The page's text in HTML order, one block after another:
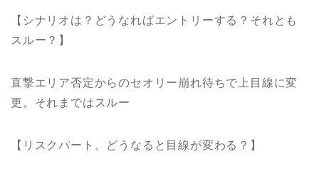
【シナリオは？どうなればエントリーする？それとも
スルー？】
直撃エリア否定からのセオリー崩れ待ちで上目線に変
更。それまではスルー
【リスクパート。どうなると目線が変わる？】